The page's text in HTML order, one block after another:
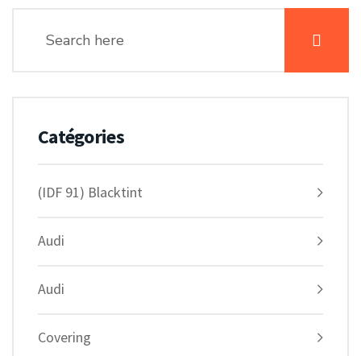
Catégories
(IDF 91) Blacktint
Audi
Audi
Covering